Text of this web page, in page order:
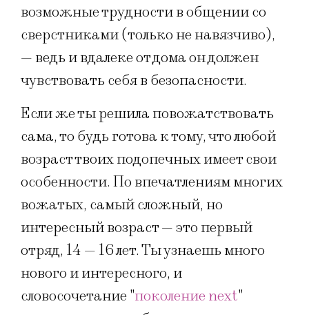
возможные трудности в общении со
сверстниками (только не навязчиво),
— ведь и вдалеке от дома он должен
чувствовать себя в безопасности.
Если же ты решила повожатствовать
сама, то будь готова к тому, что любой
возраст твоих подопечных имеет свои
особенности. По впечатлениям многих
вожатых, самый сложный, но
интересный возраст — это первый
отряд, 14 — 16 лет. Ты узнаешь много
нового и интересного, и
словосочетание "поколение next"